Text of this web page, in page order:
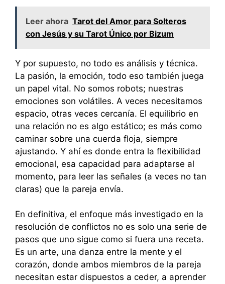
Leer ahora Tarot del Amor para Solteros
con Jesús y su Tarot Único por Bizum
Y por supuesto, no todo es análisis y técnica.
La pasión, la emoción, todo eso también juega
un papel vital. No somos robots; nuestras
emociones son volátiles. A veces necesitamos
espacio, otras veces cercanía. El equilibrio en
una relación no es algo estático; es más como
caminar sobre una cuerda floja, siempre
ajustando. Y ahí es donde entra la flexibilidad
emocional, esa capacidad para adaptarse al
momento, para leer las señales (a veces no tan
claras) que la pareja envía.
En definitiva, el enfoque más investigado en la
resolución de conflictos no es solo una serie de
pasos que uno sigue como si fuera una receta.
Es un arte, una danza entre la mente y el
corazón, donde ambos miembros de la pareja
necesitan estar dispuestos a ceder, a aprender